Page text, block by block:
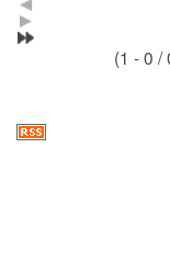
(1 - 0 /